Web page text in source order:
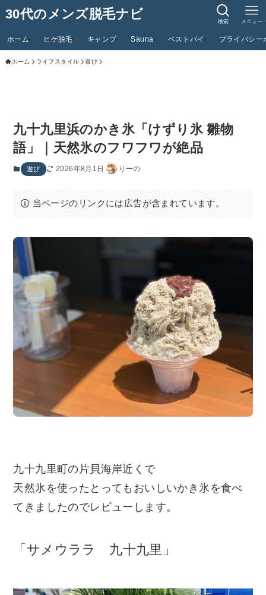
30代のメンズ脱毛ナビ 検索 メニュー
ホーム ヒゲ脱毛 キャンプ Sauna ベストバイ プライバシー
ホーム ライフスタイル 遊び
九十九里浜のかき氷「けずり氷 雛物
語」｜天然氷のフワフワが絶品
遊び 2026年8月1日 りーの
当ページのリンクには広告が含まれています。
九十九里町の片貝海岸近くで
天然氷を使ったとってもおいしいかき氷を食べ
てきましたのでレビューします。
「サメウララ 九十九里」